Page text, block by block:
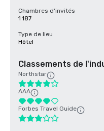
Chambres d'invités
1 187
Type de lieu
Hôtel
Classements de
Northstar
AAA
Forbes Travel Guide